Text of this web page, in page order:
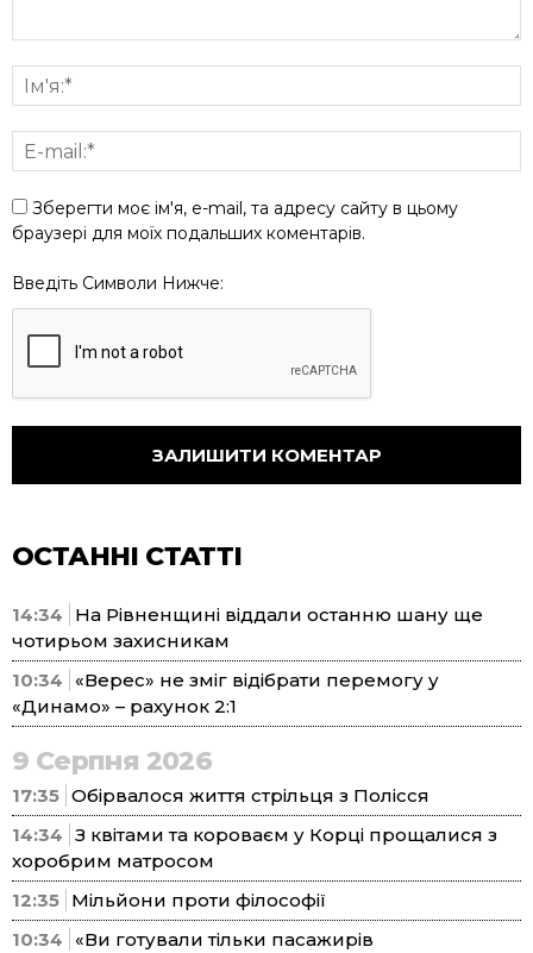
Зберегти моє ім'я, e-mail, та адресу сайту в цьому
браузері для моїх подальших коментарів.
Введіть Символи Нижче:
ОСТАННІ СТАТТІ
14:34
На Рівненщині віддали останню шану ще
чотирьом захисникам
10:34
«Верес» не зміг відібрати перемогу у
«Динамо» – рахунок 2:1
9 Серпня 2026
17:35 Обірвалося життя стрільця з Полісся
14:34 З квітами та короваєм у Корці прощалися з
хоробрим матросом
12:35 Мільйони проти філософії
10:34
«Ви готували тільки пасажирів